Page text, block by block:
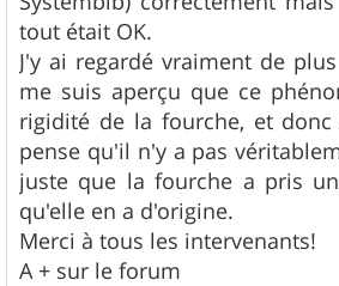
tout était OK.
J'y ai regardé vraiment de
me suis aperçu que ce
rigidité de la fourche, et
pense qu'il n'y a pas
juste que la fourche a pris
qu'elle en a d'origine.
Merci à tous les intervenants!
A + sur le forum